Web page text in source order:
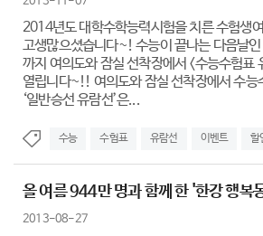
2014년도 대학수학능력시험을 치른 수험생
고생많으셨습니다~! 수능이 끝나는 다음날
까지 여의도와 잠실 선착장에서 <수능수험표
열립니다~!! 여의도와 잠실 선착장에서 수능
‘일반승선 유람선’은...
수능 수험표 유람선 이벤트 할
올 여름 944만 명과 함께 한 '한강 행복
2013-08-27